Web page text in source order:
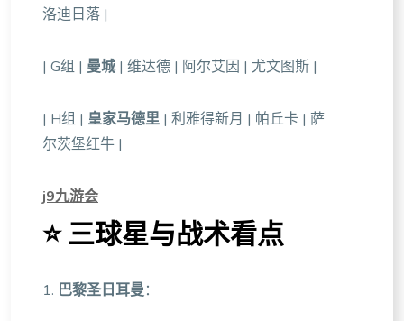
洛迪日落 |
| G组 | 曼城 | 维达德 | 阿尔艾因 | 尤文图斯 |
| H组 | 皇家马德里 | 利雅得新月 | 帕丘卡 | 萨
尔茨堡红牛 |
j9九游会
⭐ 三球星与战术看点
1. 巴黎圣日耳曼：